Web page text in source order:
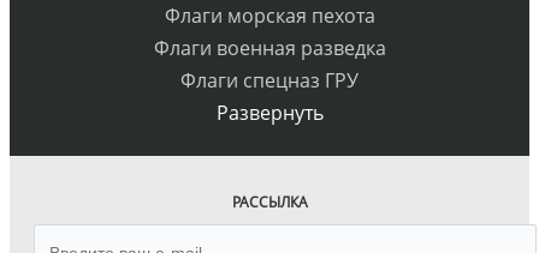
Флаги морская пехота
Флаги военная разведка
Флаги спецназ ГРУ
Развернуть
РАССЫЛКА